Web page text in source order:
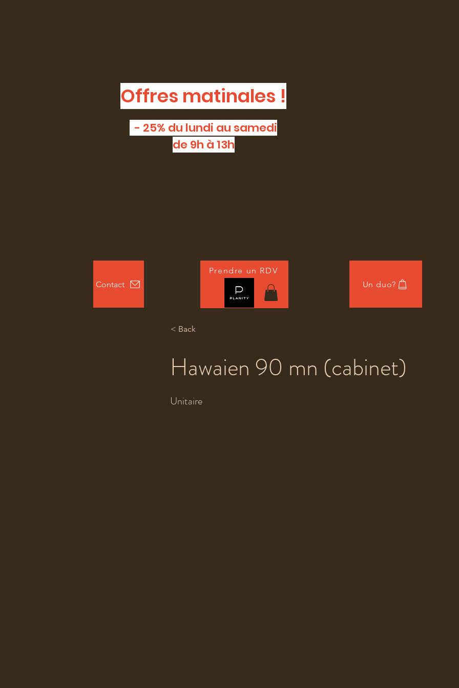
Offres matinales !
- 25% du lundi au samedi
de 9h à 13h
Contact
ou
Un duo?
Prendre un RDV
< Back
Hawaien 90 mn (cabinet)
Unitaire